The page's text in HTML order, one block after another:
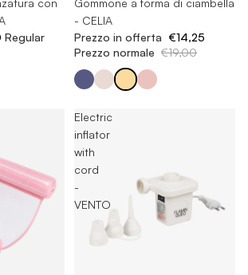
con
Regular
Gommone a forma di ciambella
- CELIA
Prezzo in offerta €14,25
Prezzo normale €19,00
Electric
inflator
with
cord
-
VENTO